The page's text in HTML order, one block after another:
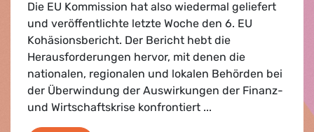
Die EU Kommission hat also wiedermal geliefert
und veröffentlichte letzte Woche den 6. EU
Kohäsionsbericht. Der Bericht hebt die
Herausforderungen hervor, mit denen die
nationalen, regionalen und lokalen Behörden bei
der Überwindung der Auswirkungen der Finanz-
und Wirtschaftskrise konfrontiert ...